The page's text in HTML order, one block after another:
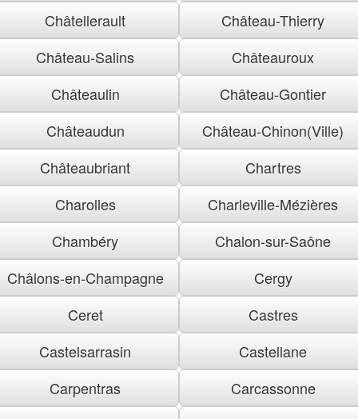
Châtellerault
Château-Thierry
Château-Salins
Châteauroux
Châteaulin
Château-Gontier
Châteaudun
Château-Chinon(Ville)
Châteaubriant
Chartres
Charolles
Charleville-Mézières
Chambéry
Chalon-sur-Saône
Châlons-en-Champagne
Cergy
Ceret
Castres
Castelsarrasin
Castellane
Carpentras
Carcassonne